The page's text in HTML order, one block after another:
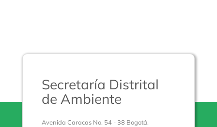
Secretaría Distrital
de Ambiente
Avenida Caracas No. 54 - 38 Bogotá,